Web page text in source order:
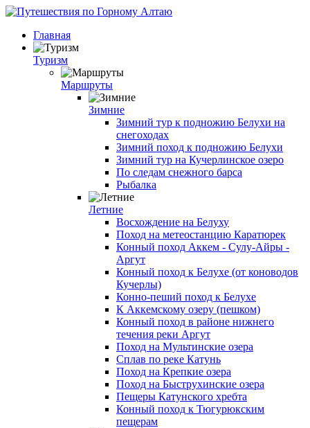
Главная
Туризм
Маршруты
Зимние
Зимний тур к подножию Белухи на
снегоходах
Зимний поход к подножию Белухи
Зимний тур на Кучерлинское озеро
По следам снежного барса
Рыбалка
Летние
Восхождение на Белуху
Поход на метеостанцию Каратюрек
Конный поход Аккем - Сулу-Айры -
Аргут
Конный поход к Белухе (от коноводов
Кучерлы)
Конно-пеший поход к Белухе
К Аккемскому озеру (пешком)
Конный поход в районе нижнего
течения реки Аргут
Поход на Мультинские озера
Сплав по реке Катунь
Поход на Крепкие озера
Поход на Быструхинские озера
Пещеры Катунского хребта
Конный поход к Тюгурюкским
пещерам